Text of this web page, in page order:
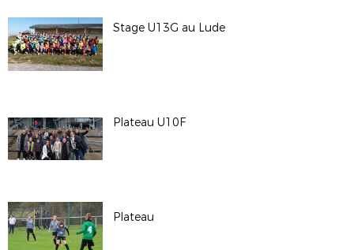
Stage U13G au Lude
Plateau U10F
Plateau